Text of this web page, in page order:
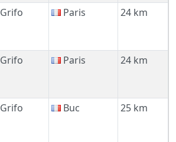
Grifo Paris 24 km
Grifo Paris 24 km
Grifo Buc 25 km